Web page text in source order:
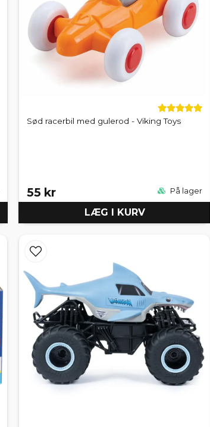
Sød racerbil med gulerod - Viking Toys
55 kr På lager
LÆG I KURV